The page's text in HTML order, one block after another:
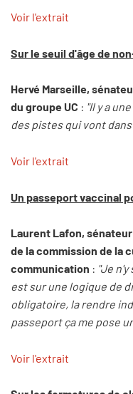
Voir l'extrait
Sur le seuil d'âge de
Hervé Marseille,
du groupe UC : "Il y a
des pistes qui vont
Voir l'extrait
Un passeport vaccinal
Laurent Lafon,
de la commission de la
communication : "Je
est sur une logique de
obligatoire, la rendre
passeport ça me pose
Voir l'extrait